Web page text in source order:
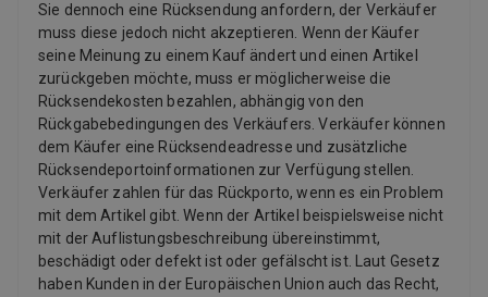
Sie dennoch eine Rücksendung anfordern, der Verkäufer
muss diese jedoch nicht akzeptieren. Wenn der Käufer
seine Meinung zu einem Kauf ändert und einen Artikel
zurückgeben möchte, muss er möglicherweise die
Rücksendekosten bezahlen, abhängig von den
Rückgabebedingungen des Verkäufers. Verkäufer können
dem Käufer eine Rücksendeadresse und zusätzliche
Rücksendeportoinformationen zur Verfügung stellen.
Verkäufer zahlen für das Rückporto, wenn es ein Problem
mit dem Artikel gibt. Wenn der Artikel beispielsweise nicht
mit der Auflistungsbeschreibung übereinstimmt,
beschädigt oder defekt ist oder gefälscht ist. Laut Gesetz
haben Kunden in der Europäischen Union auch das Recht,